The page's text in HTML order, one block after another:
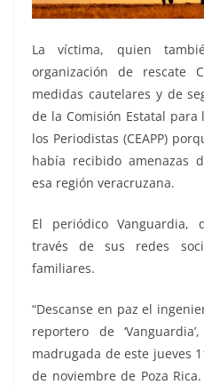
La víctima, quien
organización de rescate
medidas cautelares y de
de la Comisión Estatal para
los Periodistas (CEAPP)
había recibido amenazas
esa región veracruzana.
El periódico Vanguardia,
través de sus redes
familiares.
“Descanse en paz el
reportero de
madrugada de este jueves
de noviembre de Poza